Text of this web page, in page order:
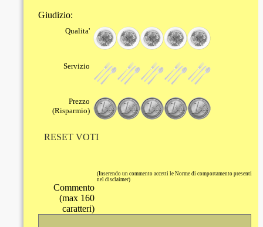
Giudizio:
Qualita'
Servizio
Prezzo
(Risparmio)
RESET VOTI
(Inserendo un commento accetti le Norme di comportamento presenti
nel disclaimer)
Commento
(max 160
caratteri)